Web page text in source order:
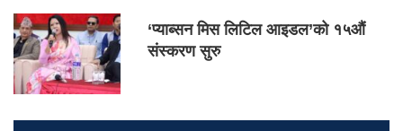
‘प्याब्सन मिस लिटिल आइडल’को १५औं
संस्करण सुरु